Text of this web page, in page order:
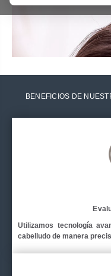
BENEFICIOS DE
Utilizamos tecnología
cabelludo de manera